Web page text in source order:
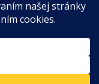
19, 902 01
VERTICAL s. r.